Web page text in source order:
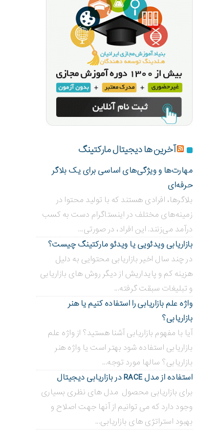
آخرین ها دیجیتال مارکتینگ
مهارت‌ها و ویژگی‌های اساسی برای یک بلاگر
حرفه‌ای
بلاگر‌ها، افرادی هستند که با تولید محتوا در
زمینه‌های مختلف در اینستاگرام دست به کسب
درآمد می‌زنند. این افراد، در صورتی...
بازاریابی ویدئویی ‌یا ویدئو مارکتینگ چیست؟
در چند سال اخیر بازاریابی محتوایی به دلیل
هزینه کم و پایداریش از دیگر روش های بازاریابی
و تبلیغات سبقت گرفته...
واژه علم بازاریابی را استفاده کنیم یا هنر
بازاریابی؟
آیا با مفهوم بازاریابی آشنا هستید؟ از واژه علم
بازاریابی استفاده شود بهتر است یا واژه هنر
بازاریابی؟ سالها مورد توجه...
استفاده از مدل RACE در بازاریابی دیجیتال
برای بازاریابی محصول مدل های نظری بسیاری
وجود دارد که می توانیم از آنها جهت اصلاح و
بهبود استراتژی های بازاریابی...